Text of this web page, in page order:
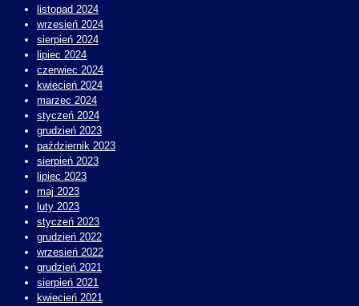
listopad 2024
wrzesień 2024
sierpień 2024
lipiec 2024
czerwiec 2024
kwiecień 2024
marzec 2024
styczeń 2024
grudzień 2023
październik 2023
sierpień 2023
lipiec 2023
maj 2023
luty 2023
styczeń 2023
grudzień 2022
wrzesień 2022
grudzień 2021
sierpień 2021
kwiecień 2021